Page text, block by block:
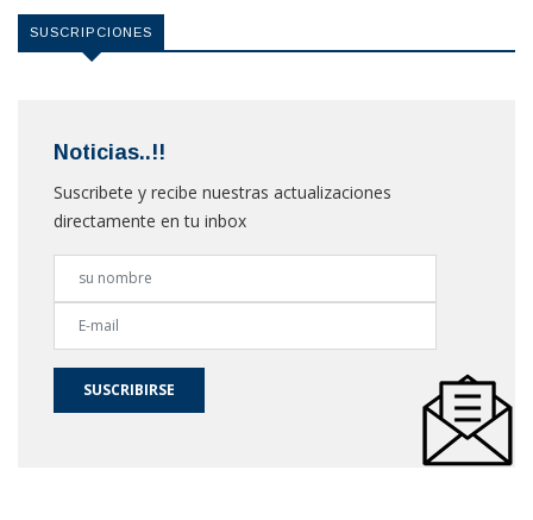
SUSCRIPCIONES
Noticias..!!
Suscribete y recibe nuestras actualizaciones
directamente en tu inbox
SUSCRIBIRSE